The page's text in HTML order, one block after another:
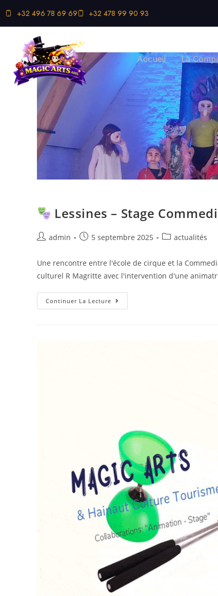
+32 496 78 69 69 +32 478 99 90 93
Accueil La
Lessines – Stage
admin 5 septembre 2025 actualités
Une rencontre entre l'école de cirque et la
culturel R Magritte avec l'intervention d'une
Continuer La Lecture